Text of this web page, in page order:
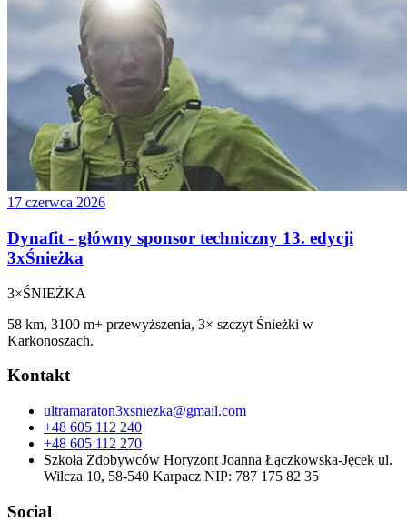
17 czerwca 2026
Dynafit - główny sponsor techniczny 13. edycji
3xŚnieżka
3×ŚNIEŻKA
58 km, 3100 m+ przewyższenia, 3× szczyt Śnieżki w
Karkonoszach.
Kontakt
ultramaraton3xsniezka@gmail.com
+48 605 112 240
+48 605 112 270
Szkoła Zdobywców Horyzont Joanna Łączkowska-Jęcek ul.
Wilcza 10, 58-540 Karpacz NIP: 787 175 82 35
Social